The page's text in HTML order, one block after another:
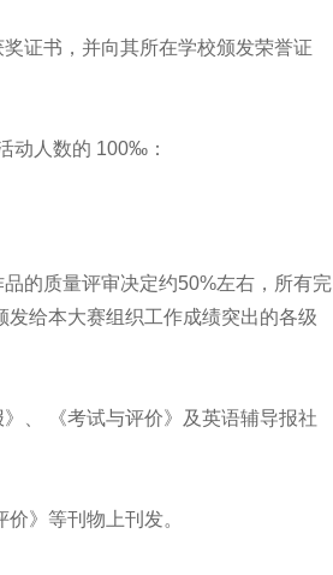
证书，并向其所在学校颁发荣誉证
动人数的 100‰：
的质量评审决定约50%左右，所有完
给本大赛组织工作成绩突出的各级
、 《考试与评价》及英语辅导报社
》等刊物上刊发。